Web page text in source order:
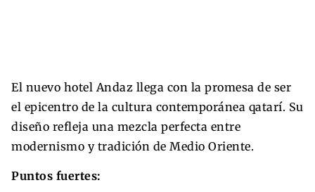
El nuevo hotel Andaz llega con la promesa de ser
el epicentro de la cultura contemporánea qatarí. Su
diseño refleja una mezcla perfecta entre
modernismo y tradición de Medio Oriente.
Puntos fuertes: